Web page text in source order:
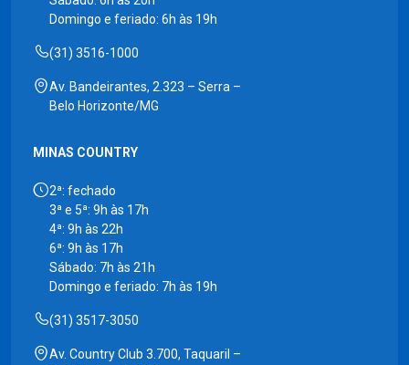
Domingo e feriado: 6h às 19h
(31) 3516-1000
Av. Bandeirantes, 2.323 – Serra –
Belo Horizonte/MG
MINAS COUNTRY
2ª: fechado
3ª e 5ª: 9h às 17h
4ª: 9h às 22h
6ª: 9h às 17h
Sábado: 7h às 21h
Domingo e feriado: 7h às 19h
(31) 3517-3050
Av. Country Club 3.700, Taquaril –